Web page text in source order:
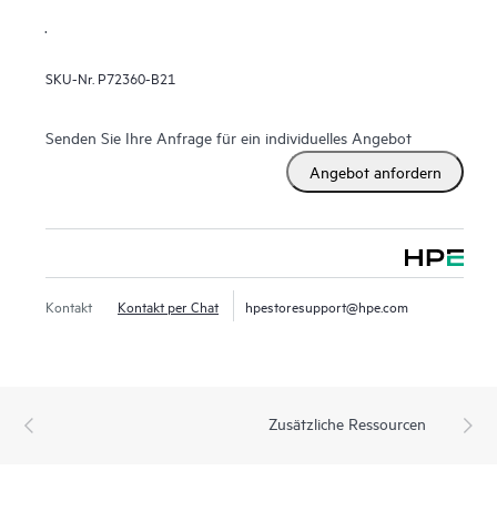
SKU-Nr. P72360-B21
Senden Sie Ihre Anfrage für ein individuelles Angebot
Angebot anfordern
Kontakt Kontakt per Chat hpestoresupport@hpe.com
Zusätzliche Ressourcen